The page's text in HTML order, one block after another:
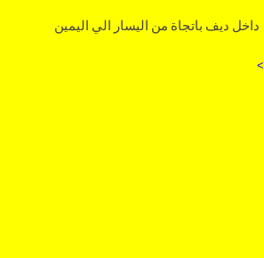
داخل ديف باتجاة من اليسار الي اليمين
<